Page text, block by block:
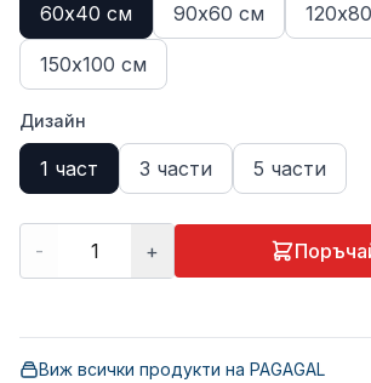
60х40 см 90х60 см
150х100 см
Дизайн
1 част 3 части 5 части
- +
Виж всички продукти на PAGAGAL